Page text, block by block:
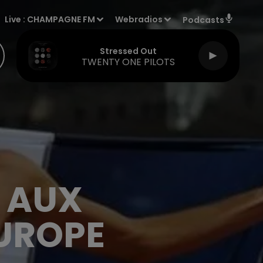
Live : CHAMPAGNE FM Webradios Podcasts
Stressed Out
TWENTY ONE PILOTS
AUX